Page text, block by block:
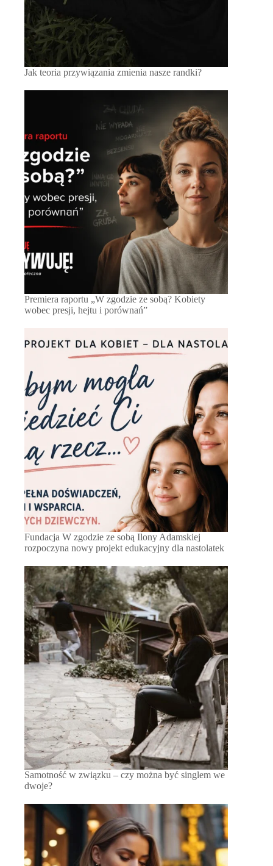
Jak teoria przywiązania zmienia nasze randki?
Premiera raportu „W zgodzie ze sobą? Kobiety
wobec presji, hejtu i porównań”
Fundacja W zgodzie ze sobą Ilony Adamskiej
rozpoczyna nowy projekt edukacyjny dla nastolatek
Samotność w związku – czy można być singlem we
dwoje?